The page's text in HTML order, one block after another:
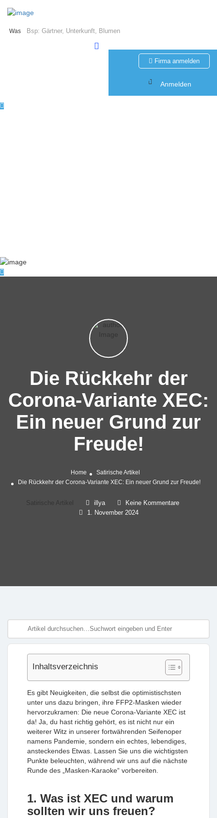
Was
Firma anmelden
Anmelden
Die Rückkehr der
Corona-Variante XEC:
Ein neuer Grund zur
Freude!
Home
Satirische Artikel
Die Rückkehr der Corona-Variante XEC: Ein neuer Grund zur Freude!
Satirische Artikel illya
Keine Kommentare
1. November 2024
Inhaltsverzeichnis
Es gibt Neuigkeiten, die selbst die optimistischsten
unter uns dazu bringen, ihre FFP2-Masken wieder
hervorzukramen: Die neue Corona-Variante XEC ist
da! Ja, du hast richtig gehört, es ist nicht nur ein
weiterer Witz in unserer fortwährenden Seifenoper
namens Pandemie, sondern ein echtes, lebendiges,
ansteckendes Etwas. Lassen Sie uns die wichtigsten
Punkte beleuchten, während wir uns auf die nächste
Runde des „Masken-Karaoke“ vorbereiten.
1. Was ist XEC und warum
sollten wir uns freuen?